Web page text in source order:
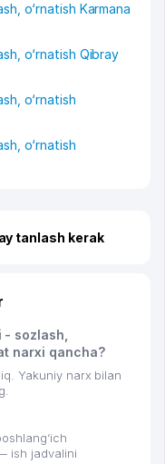
o‘rnatish Karmana
o‘rnatish Qibray
o‘rnatish
o‘rnatish
tanlash kerak
- sozlash,
narxi qancha?
Yakuniy narx bilan
ish jadvalini